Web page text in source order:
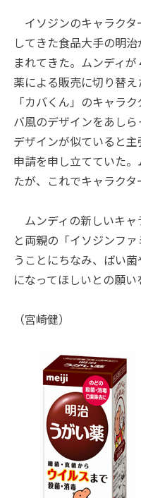
イソジンのキャラクタ
してきた食品大手の明
まれてきた。ムンディ
薬による販売に切り替
「カバくん」のキャラ
バ風のデザインをあし
デザインが似ていると
申請を申し立てていた
たが、これでキャラクタ
ムンディの新しいキャ
と両親の「イソジンフ
うことにちなみ、ばい
になってほしいとの願い
（宮崎健）